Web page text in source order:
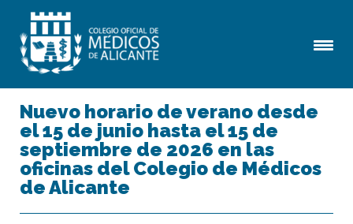
Nuevo horario de verano desde
el 15 de junio hasta el 15 de
septiembre de 2026 en las
oficinas del Colegio de Médicos
de Alicante